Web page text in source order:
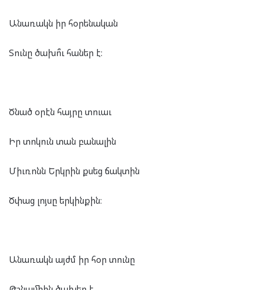
Անառակն իր հօրենական
Տունը ծախո՞ւ հաներ է։
Ծնած օրէն հայրը տուաւ
Իր տոկուն տան բանալին
Միւռոնն Երկրին քսեց ճակտին
Ծփաց լոյսը երկինքին։
Անառակն այժմ իր հօր տունը